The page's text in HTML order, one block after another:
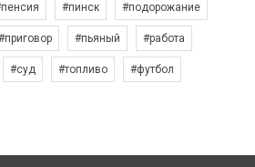
#пинск #подорожание
#пьяный #работа
#суд #топливо #футбол